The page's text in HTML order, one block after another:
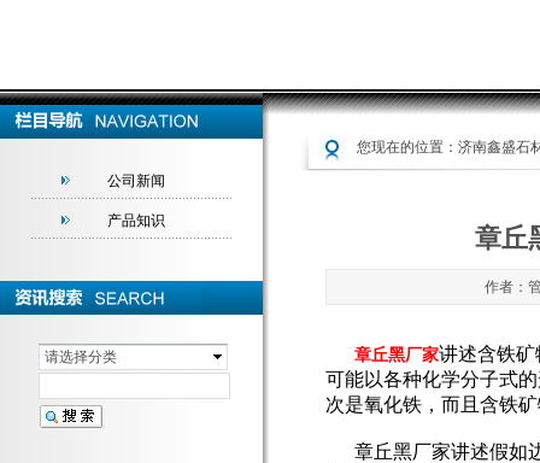
公司新闻
产品知识
请选择分类
您现在的位置： 济南鑫盛石
章丘
作者：
章丘黑厂家讲述含铁
可能以各种化学分子式
次是氧化铁，而且含铁
章丘黑厂家讲述假如